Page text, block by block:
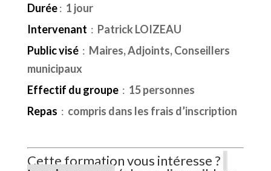
Durée: 1 jour
Intervenant : Patrick LOIZEAU
Public visé : Maires, Adjoints, Conseillers
municipaux
Effectif du groupe: 15 personnes
Repas : compris dans les frais d’inscription
Cette formation vous intéresse ?